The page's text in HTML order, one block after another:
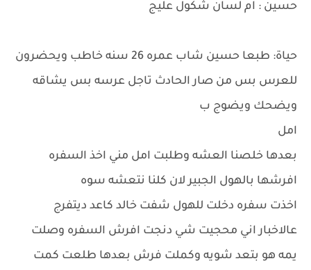
حسين : ام لسان شكول عليج
حياة: طبعا حسين شاب عمره 26 سنه خاطب ويحضرون
للعرس بس من صار الحادث تاجل عرسه بس يشاقه
ويضحك ويضوج ب
امل
بعدها خلصنا العشه وطلبت امل مني اخذ السفره
افرشها بالهول الجبير لان كلنا نتعشه سوه
اخذت سفره دخلت للهول شفت خالد كاعد ديتفرج
عالاخبار اني محجيت شي دنجت افرش السفره وصلت
يمه هو بتعد شويه وكملت فرش بعدها طلعت كمت